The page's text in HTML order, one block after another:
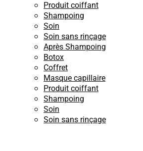
Produit coiffant
Shampoing
Soin
Soin sans rinçage
Après Shampoing
Botox
Coffret
Masque capillaire
Produit coiffant
Shampoing
Soin
Soin sans rinçage